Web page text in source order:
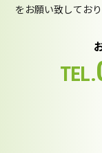
をお願い致しており
TEL.